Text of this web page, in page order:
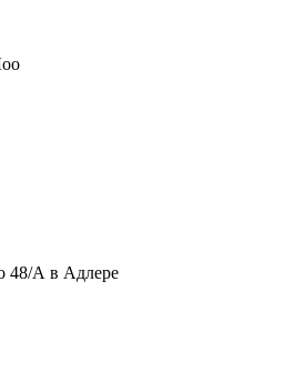
48/А в Адлере